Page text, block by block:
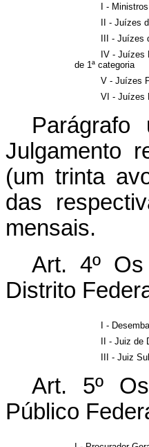
I -
II - Juízes
III - Juízes
IV - Juízes
de 1ª categoria
V - Juízes
VI - Juízes
Julgamento
(um trinta
das
mensais.
Art. 4º
Distrito
I -
II - Juiz de
III - Juiz
Art. 5º
Público